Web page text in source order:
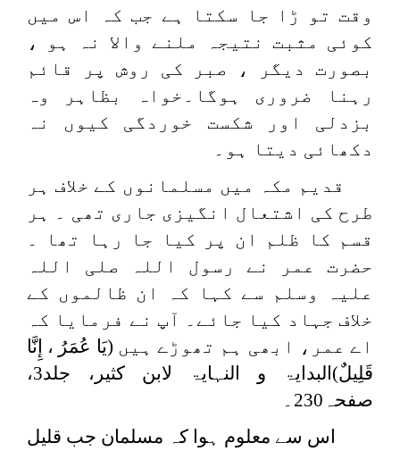
وقت تو ڑا جا سکتا ہے جب کہ اس میں
کوئی مثبت نتیجہ ملنے والا نہ ہو ،
بصورت دیگر ، صبر کی روش پر قائم
رہنا ضروری ہوگا۔خواہ بظاہر وہ
بزدلی اور شکست خوردگی کیوں نہ
دکھائی دیتا ہو۔
قدیم مکہ میں مسلمانوں کے خلاف ہر
طرح کی اشتعال انگیزی جاری تھی ۔ ہر
قسم کا ظلم ان پر کیا جا رہا تھا ۔
حضرت عمر نے رسول اللہ صلی اللہ
علیہ وسلم سے کہا کہ ان ظالموں کے
خلاف جہاد کیا جائے۔ آپ نے فرمایا کہ
اے عمر، ابھی ہم تھوڑے ہیں (يَا ‌عُمَرُ ، ‌إِنَّا
‌قَلِيلٌ
)البدایۃ و النہایۃ لابن کثیر، جلد3،
صفحہ230۔
اس سے معلوم ہوا کہ مسلمان جب قلیل